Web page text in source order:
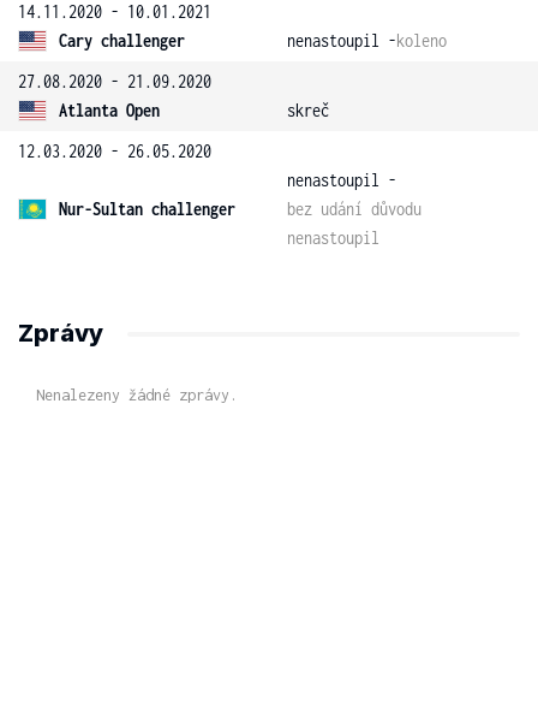
14.11.2020 - 10.01.2021
Cary challenger
nenastoupil -koleno
27.08.2020 - 21.09.2020
Atlanta Open
skreč
12.03.2020 - 26.05.2020
Nur-Sultan challenger
nenastoupil -
bez udání důvodu
nenastoupil
Zprávy
Nenalezeny žádné zprávy.